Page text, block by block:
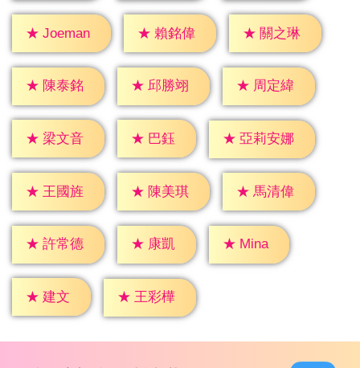
★ Joeman ★ 賴銘偉 ★ 關之琳
★ 陳泰銘 ★ 邱勝翊 ★ 周定緯
★ 梁文音 ★ 巴鈺 ★ 亞莉安娜
★ 王國旌 ★ 陳美琪 ★ 馬清偉
★ 許常德 ★ 康凱 ★ Mina
★ 建文 ★ 王彩樺